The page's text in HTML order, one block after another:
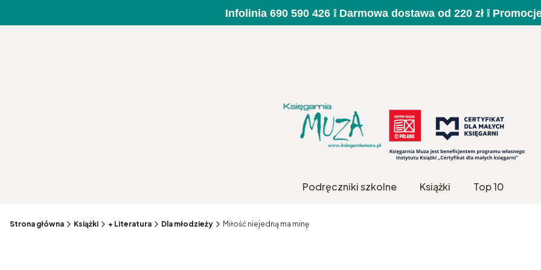
Infolinia 690 590 426 ❕ Darmowa dostawa od 220 zł ❕
Podręczniki szkolne Książki Top 10
Strona główna Książki + Literatura Dla młodzieży Miłość niejedną ma minę